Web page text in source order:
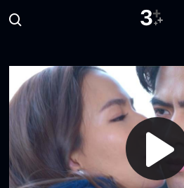
Play
เราเลิกกันเถอะ
คุณลุงไม่รู้จักลูก